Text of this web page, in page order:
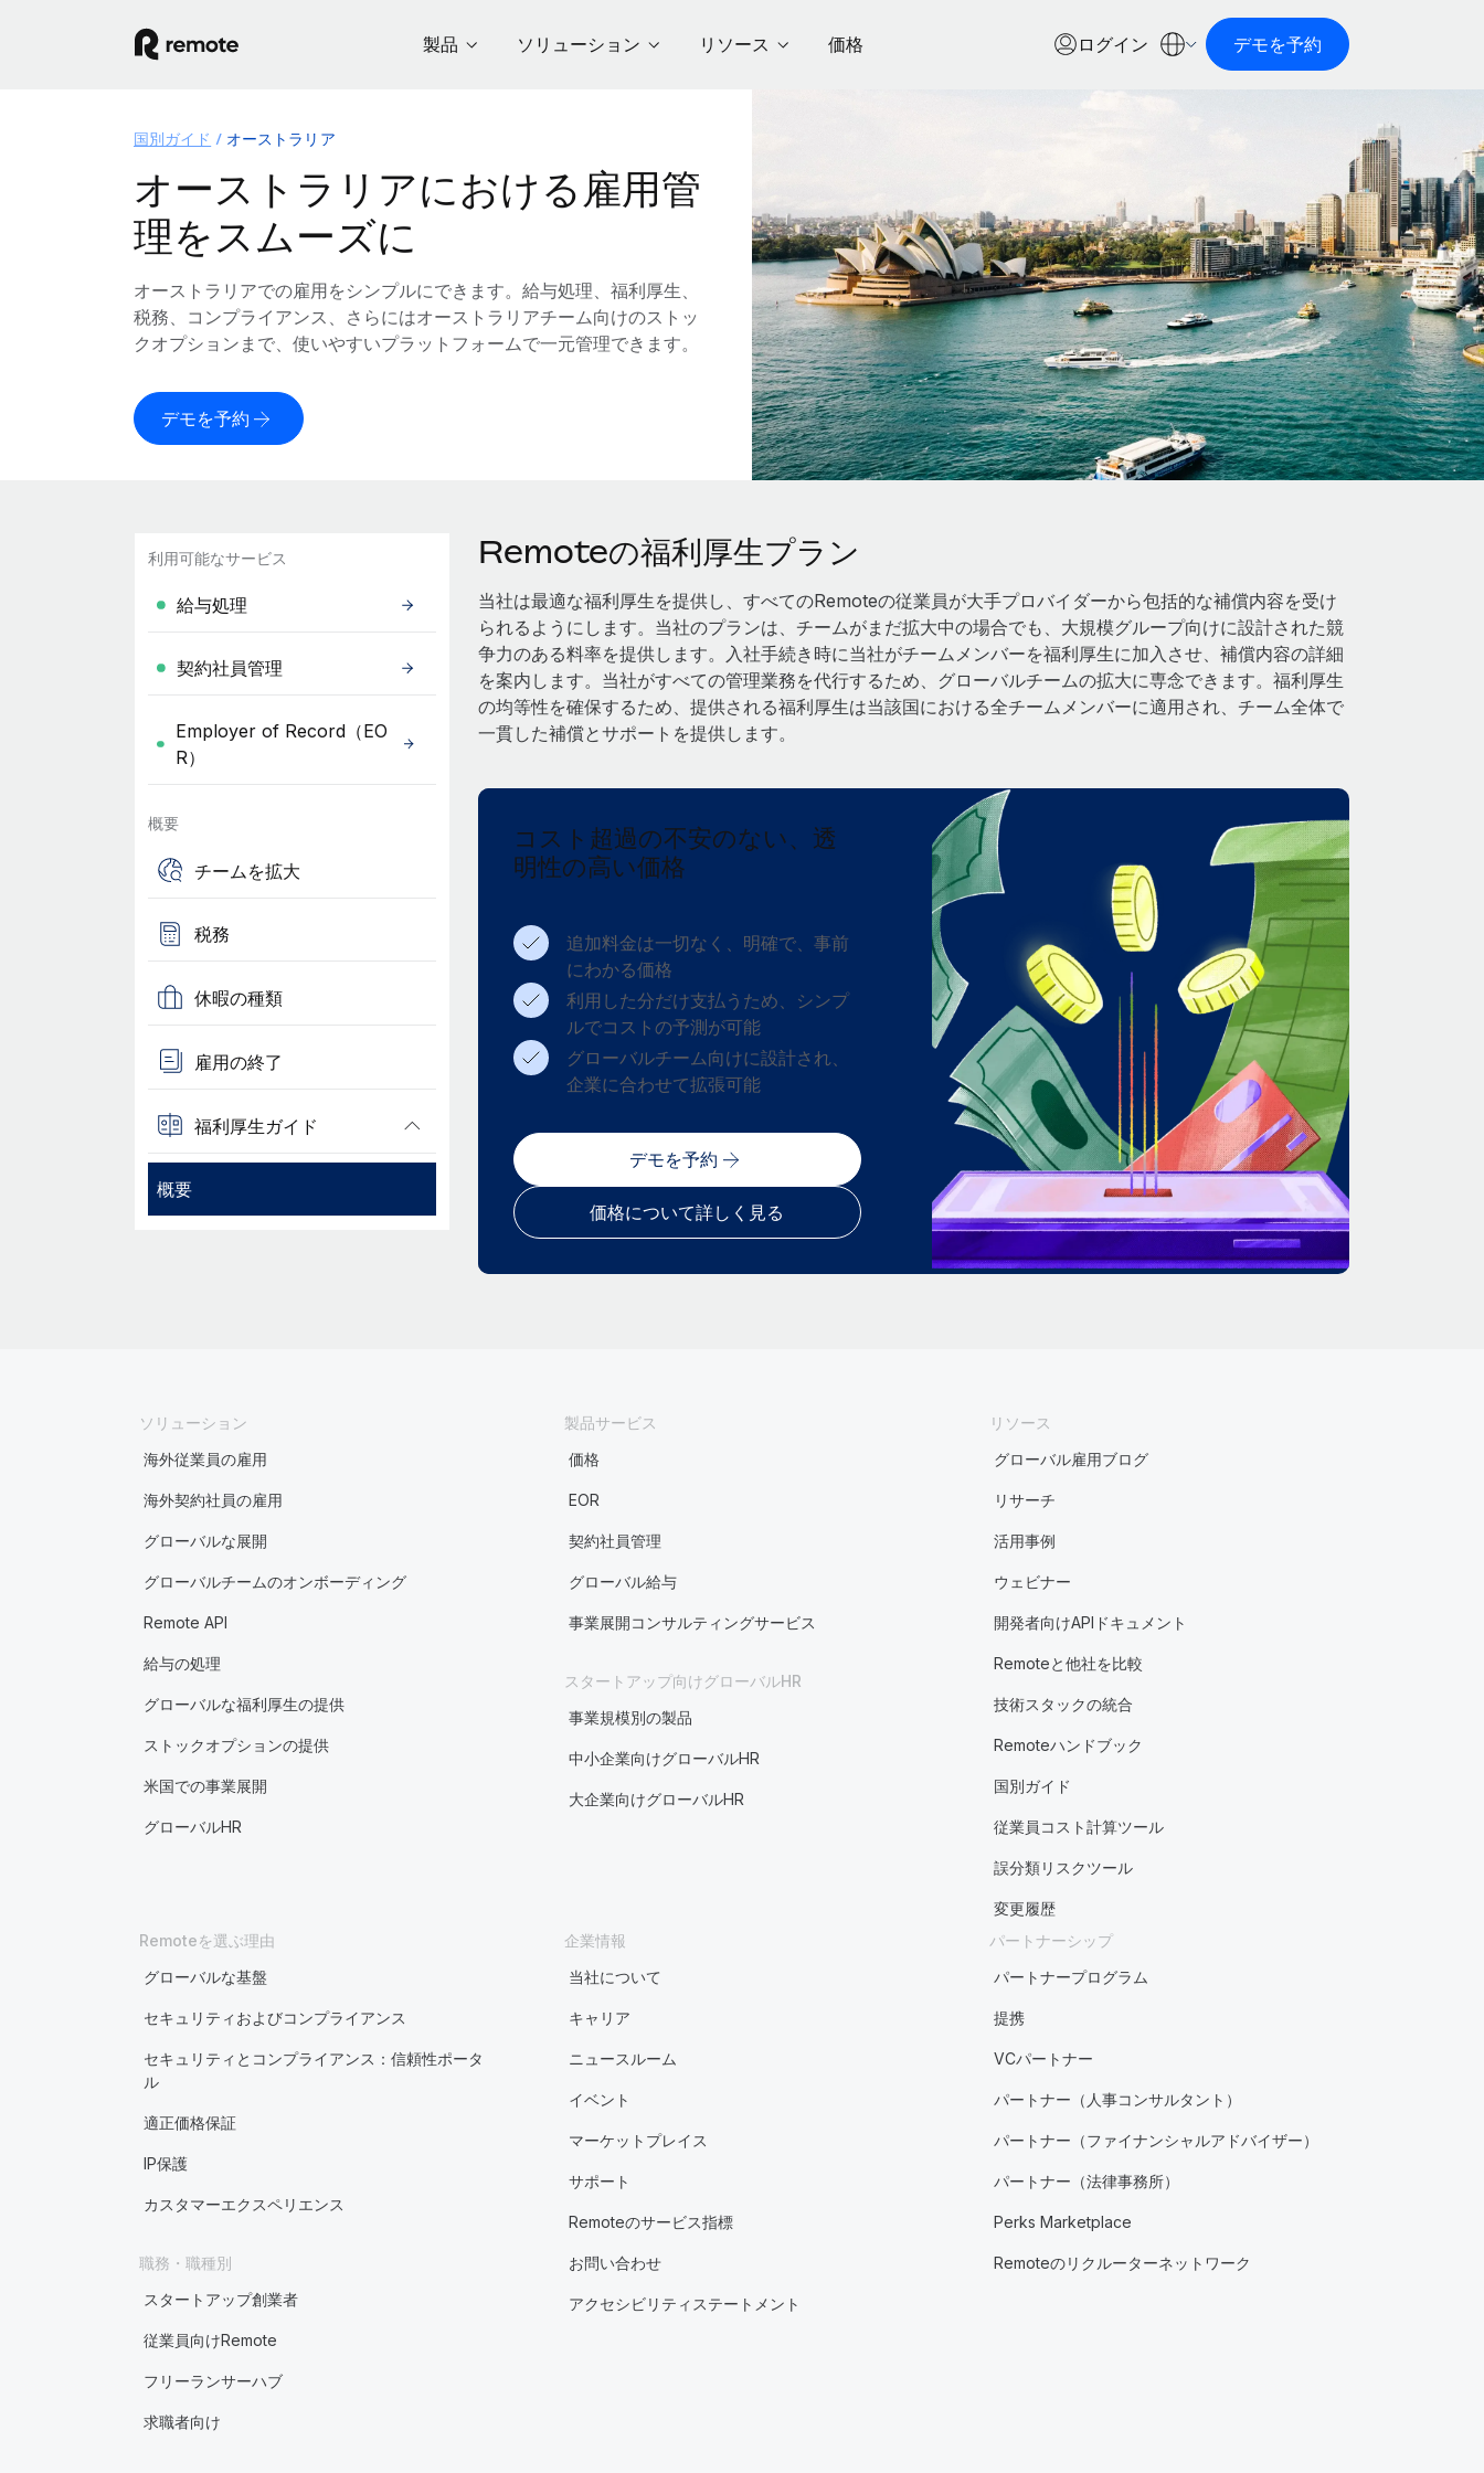
製品 ソリューション リソース 価格 ログイン デモを予約
国別ガイド オーストラリア
オーストラリアにおける雇用管
理をスムーズに
オーストラリアでの雇用をシンプルにできます。給与処理、福利厚生、
税務、コンプライアンス、さらにはオーストラリアチーム向けのストッ
クオプションまで、使いやすいプラットフォームで一元管理できます。
デモを予約
利用可能なサービス
給与処理
契約社員管理
Employer of Record（EO
R）
概要
チームを拡大
税務
休暇の種類
雇用の終了
福利厚生ガイド
概要
Remoteの福利厚生プラン
当社は最適な福利厚生を提供し、すべてのRemoteの従業員が大手プロバイダーから包括的な補償内容を受け
られるようにします。当社のプランは、チームがまだ拡大中の場合でも、大規模グループ向けに設計された競
争力のある料率を提供します。入社手続き時に当社がチームメンバーを福利厚生に加入させ、補償内容の詳細
を案内します。当社がすべての管理業務を代行するため、グローバルチームの拡大に専念できます。福利厚生
の均等性を確保するため、提供される福利厚生は当該国における全チームメンバーに適用され、チーム全体で
一貫した補償とサポートを提供します。
コスト超過の不安のない、透
明性の高い価格
追加料金は一切なく、明確で、事前
にわかる価格
利用した分だけ支払うため、シンプ
ルでコストの予測が可能
グローバルチーム向けに設計され、
企業に合わせて拡張可能
デモを予約
価格について詳しく見る
ソリューション
海外従業員の雇用
海外契約社員の雇用
グローバルな展開
グローバルチームのオンボーディング
Remote API
給与の処理
グローバルな福利厚生の提供
ストックオプションの提供
米国での事業展開
グローバルHR
製品サービス
価格
EOR
契約社員管理
グローバル給与
事業展開コンサルティングサービス
スタートアップ向けグローバルHR
事業規模別の製品
中小企業向けグローバルHR
大企業向けグローバルHR
リソース
グローバル雇用ブログ
リサーチ
活用事例
ウェビナー
開発者向けAPIドキュメント
Remoteと他社を比較
技術スタックの統合
Remoteハンドブック
国別ガイド
従業員コスト計算ツール
誤分類リスクツール
変更履歴
Remoteを選ぶ理由
グローバルな基盤
セキュリティおよびコンプライアンス
セキュリティとコンプライアンス：信頼性ポータ
ル
適正価格保証
IP保護
カスタマーエクスペリエンス
職務・職種別
スタートアップ創業者
従業員向けRemote
フリーランサーハブ
求職者向け
企業情報
当社について
キャリア
ニュースルーム
イベント
マーケットプレイス
サポート
Remoteのサービス指標
お問い合わせ
アクセシビリティステートメント
パートナーシップ
パートナープログラム
提携
VCパートナー
パートナー（人事コンサルタント）
パートナー（ファイナンシャルアドバイザー）
パートナー（法律事務所）
Perks Marketplace
Remoteのリクルーターネットワーク